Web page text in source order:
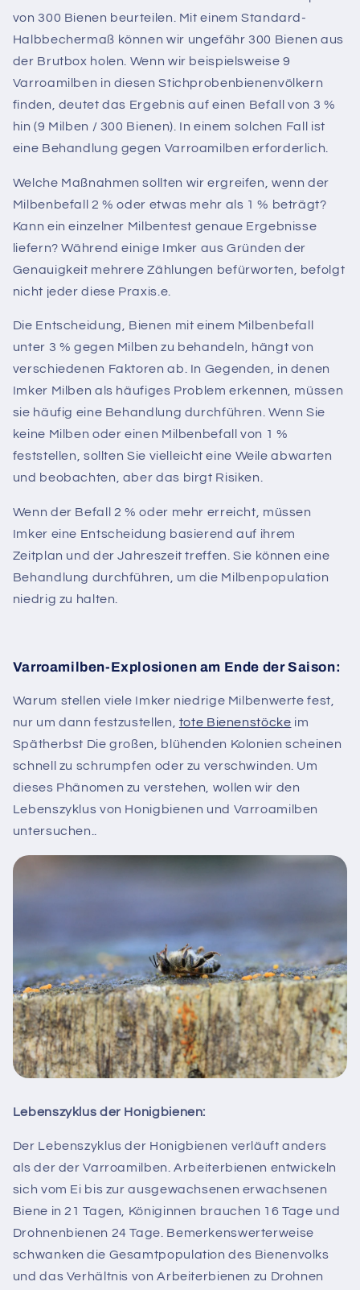
von 300 Bienen beurteilen. Mit einem Standard-
Halbbechermaß können wir ungefähr 300 Bienen aus
der Brutbox holen. Wenn wir beispielsweise 9
Varroamilben in diesen Stichprobenbienenvölkern
finden, deutet das Ergebnis auf einen Befall von 3 %
hin (9 Milben / 300 Bienen). In einem solchen Fall ist
eine Behandlung gegen Varroamilben erforderlich.
Welche Maßnahmen sollten wir ergreifen, wenn der
Milbenbefall 2 % oder etwas mehr als 1 % beträgt?
Kann ein einzelner Milbentest genaue Ergebnisse
liefern? Während einige Imker aus Gründen der
Genauigkeit mehrere Zählungen befürworten, befolgt
nicht jeder diese Praxis.e.
Die Entscheidung, Bienen mit einem Milbenbefall
unter 3 % gegen Milben zu behandeln, hängt von
verschiedenen Faktoren ab. In Gegenden, in denen
Imker Milben als häufiges Problem erkennen, müssen
sie häufig eine Behandlung durchführen. Wenn Sie
keine Milben oder einen Milbenbefall von 1 %
feststellen, sollten Sie vielleicht eine Weile abwarten
und beobachten, aber das birgt Risiken.
Wenn der Befall 2 % oder mehr erreicht, müssen
Imker eine Entscheidung basierend auf ihrem
Zeitplan und der Jahreszeit treffen. Sie können eine
Behandlung durchführen, um die Milbenpopulation
niedrig zu halten.
Varroamilben-Explosionen am Ende der Saison:
Warum stellen viele Imker niedrige Milbenwerte fest,
nur um dann festzustellen, tote Bienenstöcke im
Spätherbst Die großen, blühenden Kolonien scheinen
schnell zu schrumpfen oder zu verschwinden. Um
dieses Phänomen zu verstehen, wollen wir den
Lebenszyklus von Honigbienen und Varroamilben
untersuchen..
Lebenszyklus der Honigbienen:
Der Lebenszyklus der Honigbienen verläuft anders
als der der Varroamilben. Arbeiterbienen entwickeln
sich vom Ei bis zur ausgewachsenen erwachsenen
Biene in 21 Tagen, Königinnen brauchen 16 Tage und
Drohnenbienen 24 Tage. Bemerkenswerterweise
schwanken die Gesamtpopulation des Bienenvolks
und das Verhältnis von Arbeiterbienen zu Drohnen